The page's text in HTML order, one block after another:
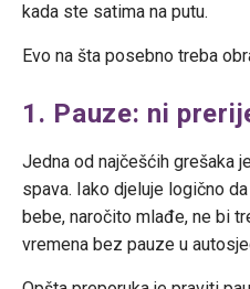
kada ste satima na putu.
Evo na šta posebno treba
1. Pauze: ni
Jedna od najčešćih grešaka
spava. Iako djeluje logično
bebe, naročito mlađe, ne bi
vremena bez pauze u